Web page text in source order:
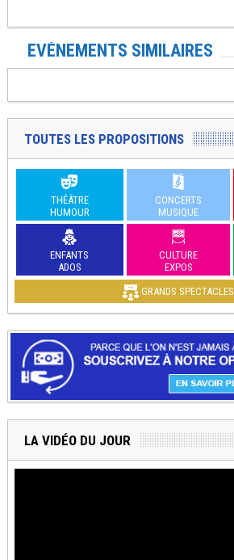
EVÉNEMENTS SIMILAIRES
TOUTES LES PROPOSITIONS
THÉÂTRE
HUMOUR
CONCERTS
MUSIQUE
ENFANTS
ADOS
CULTURE
EXPOS
GRANDS SPECTACLES
LA VIDÉO DU JOUR